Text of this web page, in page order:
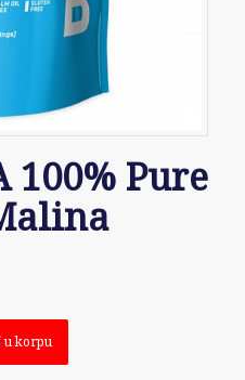
100% Pure
u korpu